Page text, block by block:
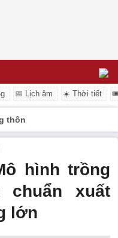
📅 Lịch âm ☀️ Thời tiết
thôn
hình trồng
xuất
lớn